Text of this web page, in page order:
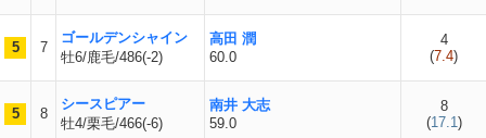
5 7
ゴールデンシャイン
牡6/鹿毛/486(-2)
高田 潤
60.0
4
(7.4)
5 8
シースピアー
牡4/栗毛/466(-6)
南井 大志
59.0
8
(17.1)